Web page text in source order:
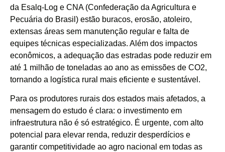
da Esalq-Log e CNA (Confederação da Agricultura e
Pecuária do Brasil) estão buracos, erosão, atoleiro,
extensas áreas sem manutenção regular e falta de
equipes técnicas especializadas. Além dos impactos
econômicos, a adequação das estradas pode reduzir em
até 1 milhão de toneladas ao ano as emissões de CO2,
tornando a logística rural mais eficiente e sustentável.
Para os produtores rurais dos estados mais afetados, a
mensagem do estudo é clara: o investimento em
infraestrutura não é só estratégico. É urgente, com alto
potencial para elevar renda, reduzir desperdícios e
garantir competitividade ao agro nacional em todas as